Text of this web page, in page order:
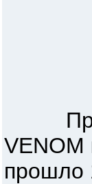
VENOM
прошло